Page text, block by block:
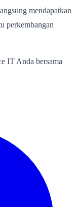
mendapatkan
perkembangan
IT Anda bersama